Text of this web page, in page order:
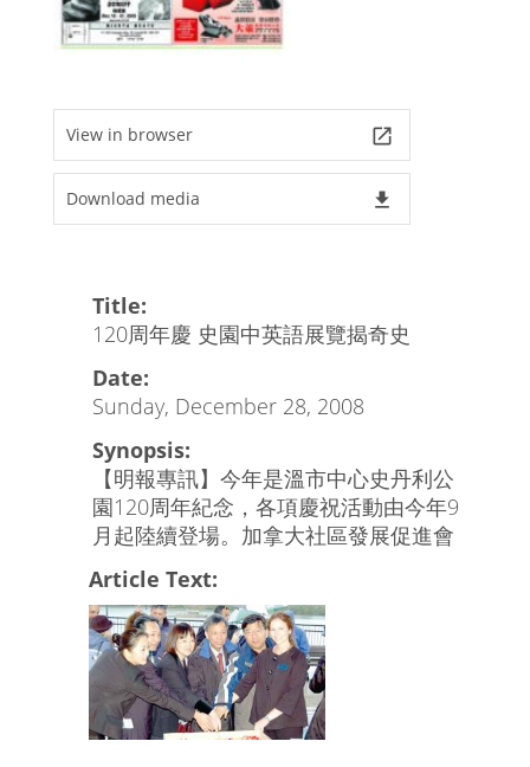
View in browser launch
Download media file_download
Title:
120周年慶 史園中英語展覽揭奇史
Date:
Sunday, December 28, 2008
Synopsis:
【明報專訊】今年是溫市中心史丹利公
園120周年紀念，各項慶祝活動由今年9
月起陸續登場。加拿大社區發展促進會
Article Text: